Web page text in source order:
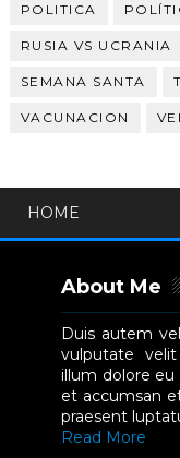
POLITICA
RUSIA VS UCRANIA
SEMANA SANTA
VACUNACION
HOME
About Me
Duis autem
vulputate
illum dolore eu
et accumsan
praesent
Read More